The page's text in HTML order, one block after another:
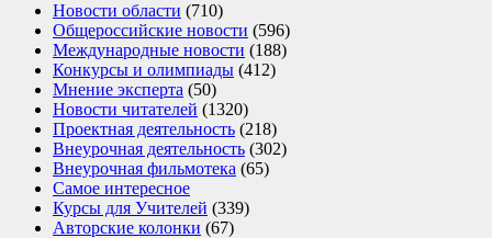
Новости области (710)
Общероссийские новости (596)
Международные новости (188)
Конкурсы и олимпиады (412)
Мнение эксперта (50)
Новости читателей (1320)
Проектная деятельность (218)
Внеурочная деятельность (302)
Внеурочная фильмотека (65)
Самое интересное
Курсы для Учителей (339)
Авторские колонки (67)